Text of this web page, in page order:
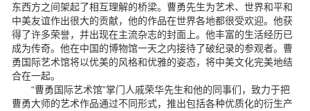
东西方之间架起了相互理解的桥梁。曹勇先生为艺术、世界和平和
中美友谊作出很大的贡献，他的作品在世界各地都很受欢迎。他获
得了许多荣誉，并出现在主流杂志的封面上。他丰富的生活经历已
成为传奇。他在中国的博物馆一天之内接待了破纪录的参观者。曹
勇国际艺术馆将以优美的风格和优雅的姿态，将中美文化完美地结
合在一起。
“曹勇国际艺术馆”掌门人戚荣华先生和他的同事们，致力于把
曹勇大师的艺术作品通过不同形式，推出包括各种优质化的衍生产